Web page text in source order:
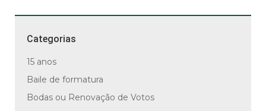
Categorias
15 anos
Baile de formatura
Bodas ou Renovação de Votos